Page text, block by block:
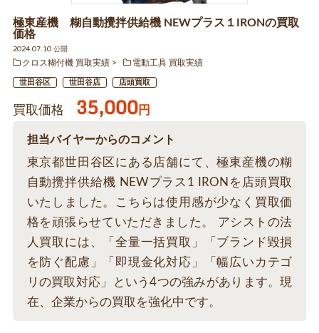
極東産機 糊自動攪拌供給機 NEWプラス１IRONの買取
価格
2024.07.10 公開
クロス糊付機 買取実績
電動工具 買取実績
世田谷区 世田谷店 店頭買取
買取価格 35,000円
担当バイヤーからのコメント
東京都世田谷区にある店舗にて、極東産機の糊
自動攪拌供給機 NEWプラス1 IRONを店頭買取
いたしました。こちらは使用感が少なく買取価
格を頑張らせていただきました。 アシストの法
人買取には、「全量一括買取」「ブランド毀損
を防ぐ配慮」「即現金化対応」「幅広いカテゴ
リの買取対応」という4つの強みがあります。現
在、企業からの買取を強化中です。